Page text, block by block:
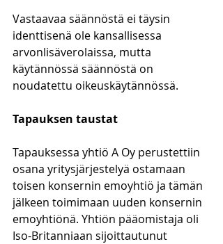
Vastaavaa säännöstä ei täysin
identtisenä ole kansallisessa
arvonlisäverolaissa, mutta
käytännössä säännöstä on
noudatettu oikeuskäytännössä.
Tapauksen taustat
Tapauksessa yhtiö A Oy perustettiin
osana yritysjärjestelyä ostamaan
toisen konsernin emoyhtiö ja tämän
jälkeen toimimaan uuden konsernin
emoyhtiönä. Yhtiön pääomistaja oli
Iso-Britanniaan sijoittautunut